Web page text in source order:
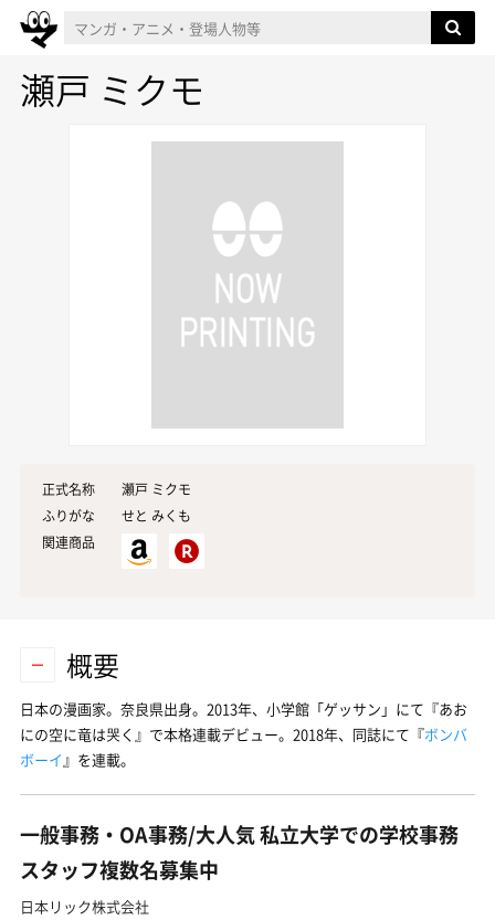
瀬戸 ミクモ
正式名称
瀬戸 ミクモ
ふりがな
せと みくも
関連商品
概要
日本の漫画家。奈良県出身。2013年、小学館「ゲッサン」にて『あお
にの空に竜は哭く』で本格連載デビュー。2018年、同誌にて『ボンバ
ボーイ』を連載。
一般事務・OA事務/大人気 私立大学での学校事務
スタッフ複数名募集中
日本リック株式会社